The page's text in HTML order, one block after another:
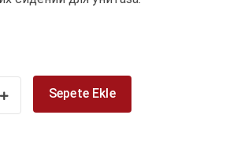
Sepete Ekle